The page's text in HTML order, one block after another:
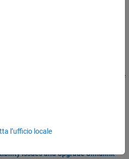
Model
for Standard Project Settings
Airframe Project
see how the tools can help you organize
and Dirty Model Files and Other
Issues and Upgrade Simulink
l’ufficio locale